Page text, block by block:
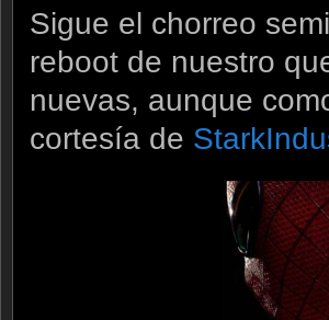
Sigue el chorreo
reboot de nuestro
nuevas, aunque
cortesía de